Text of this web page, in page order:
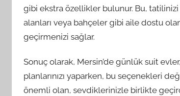
gibi ekstra özellikler bulunur. Bu, tatilinizi
alanları veya bahçeler gibi aile dostu
geçirmenizi sağlar.
Sonuç olarak, Mersin’de günlük suit
planlarınızı yaparken, bu seçenekleri
önemli olan, sevdiklerinizle birlikte